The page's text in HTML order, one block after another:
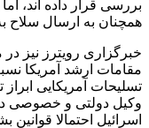
بررسی قرار داده اند،
همچنان به ارسال سلاح به
خبرگزاری رویترز نیز
مقامات ارشد آمریکا
وکیل دولتی و خصوصی در
اسرائیل احتمالا